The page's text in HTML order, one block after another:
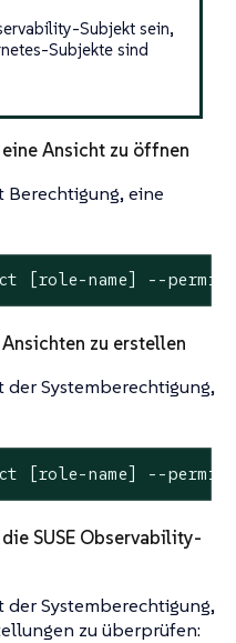
Subjekt sein,
Subjekte sind
Ansicht zu öffnen
Berechtigung, eine
[role-name] --
zu erstellen
der Systemberechtigung,
[role-name] --
SUSE Observability-
der Systemberechtigung,
zu überprüfen: